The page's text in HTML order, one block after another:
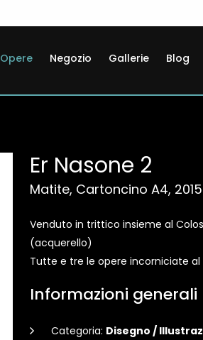
Opere Negozio Gallerie Blog
Er Nasone 2
Matite, Cartoncino A4, 2015
Venduto in trittico insieme al
(acquerello)
Tutte e tre le opere incorniciate al
Informazioni generali
Categoria: Disegno /